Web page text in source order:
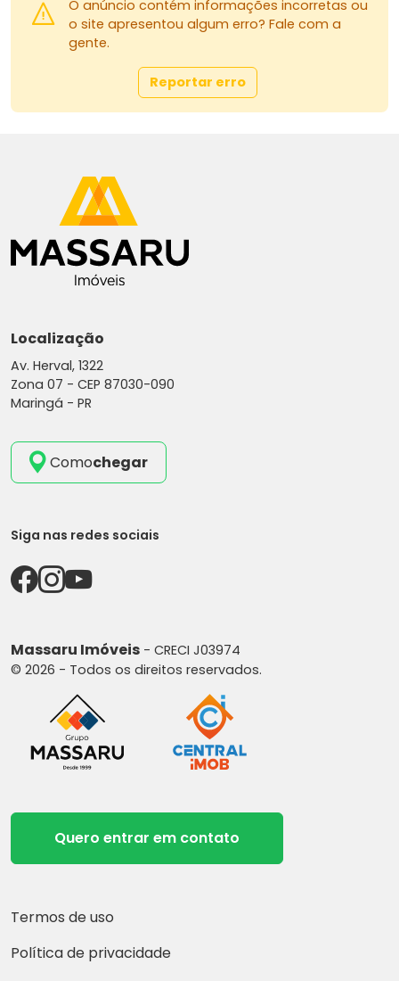
O anúncio contém informações incorretas ou
o site apresentou algum erro? Fale com a
gente.
Reportar erro
Localização
Av. Herval, 1322
Zona 07 - CEP 87030-090
Maringá - PR
Comochegar
Siga nas redes sociais
Massaru Imóveis - CRECI J03974
© 2026 - Todos os direitos reservados.
Quero entrar em contato
Termos de uso
Política de privacidade